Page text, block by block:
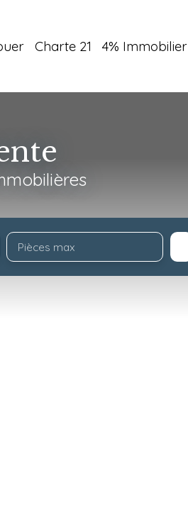
Charte 21 4% Immobilier
Pièces max